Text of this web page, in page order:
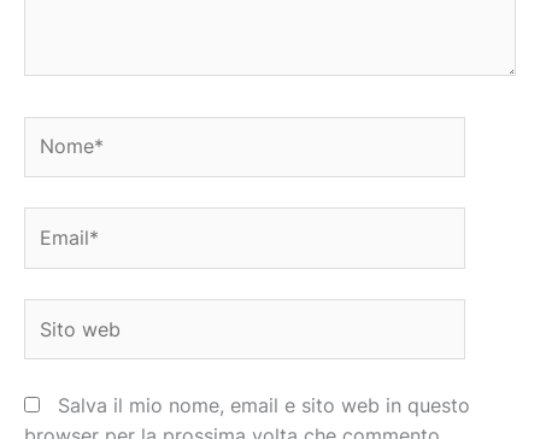
web
Salva il mio nome, email e sito web in questo